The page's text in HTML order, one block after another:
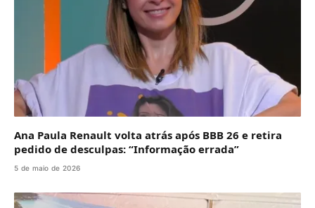
Ana Paula Renault volta atrás após BBB 26 e retira
pedido de desculpas: “Informação errada”
5 de maio de 2026